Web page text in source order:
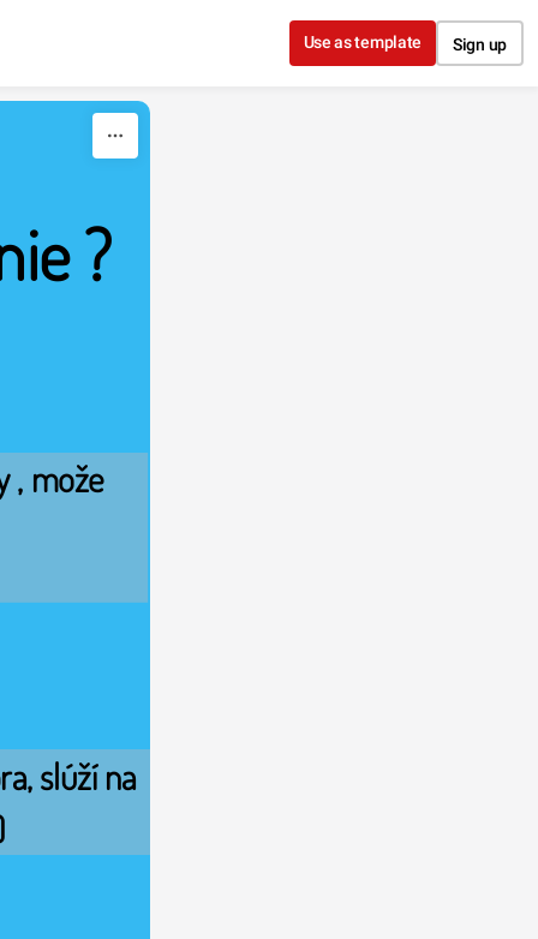
Use as template Sign up
?
, može
slúží na